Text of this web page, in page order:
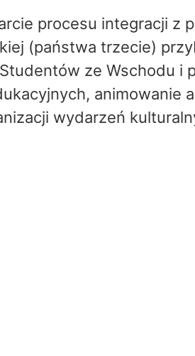
procesu integracji z
(państwa trzecie)
ze Wschodu i
wydarzeń